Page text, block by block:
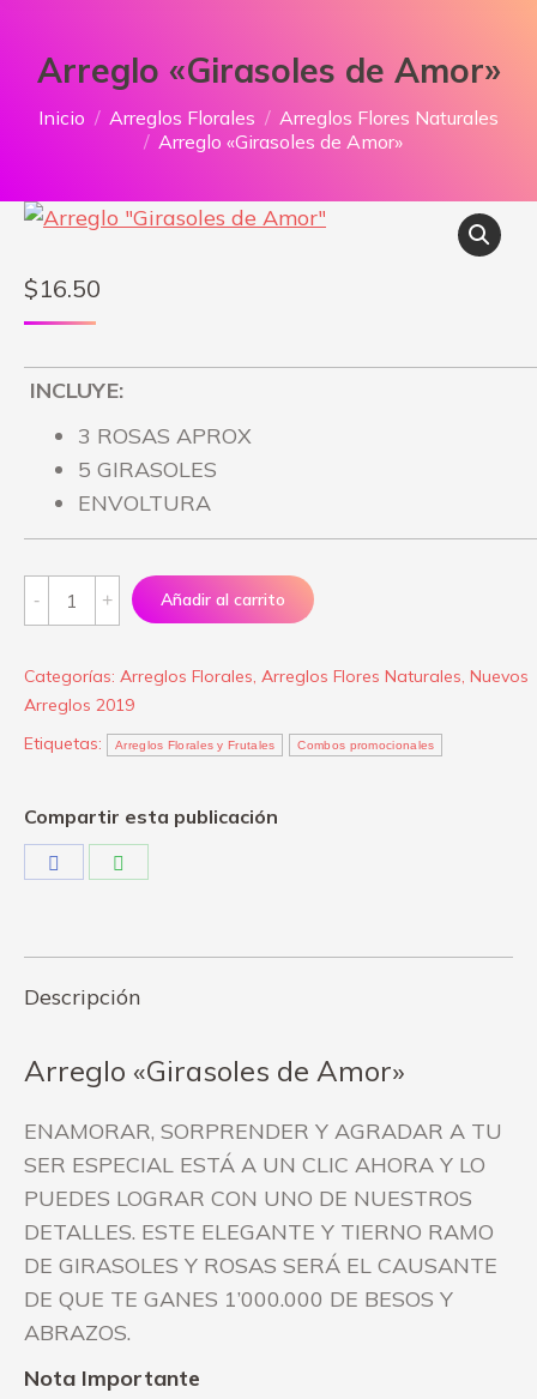
Arreglo «Girasoles de Amor»
Estás aquí:
Inicio Arreglos Florales
Arreglos Flores Naturales
Arreglo «Girasoles de Amor»
$16.50
INCLUYE:
3 ROSAS APROX
5 GIRASOLES
ENVOLTURA
Arreglo
"Girasoles
Amor"
Añadir al carrito
Categorías: Arreglos Florales, Arreglos Flores Naturales, Nuevos
Arreglos 2019
Etiquetas:
Arreglos Florales y Frutales Combos promocionales
Compartir esta publicación
Descripción
Arreglo «Girasoles de Amor»
ENAMORAR, SORPRENDER Y AGRADAR A TU
SER ESPECIAL ESTÁ A UN CLIC AHORA Y LO
PUEDES LOGRAR CON UNO DE NUESTROS
DETALLES. ESTE ELEGANTE Y TIERNO RAMO
DE GIRASOLES Y ROSAS SERÁ EL CAUSANTE
DE QUE TE GANES 1’000.000 DE BESOS Y
ABRAZOS.
Nota Importante